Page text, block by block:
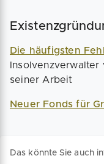
Die häufigsten
seiner Arbeit
Neuer Fonds für
Das könnte Sie auch